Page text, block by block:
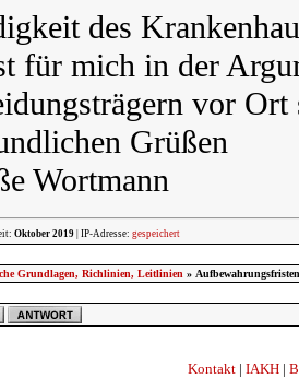
des
für mich in der
vor
Grüßen
Wortmann
Oktober 2019 | IP-Adresse: gespeichert
Grundlagen, Richlinien, Leitlinien »
Kontakt | IAKH |